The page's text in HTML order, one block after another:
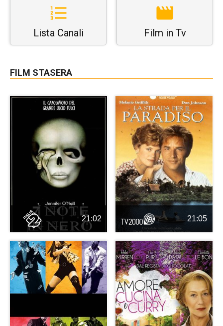
Lista Canali Film in Tv
FILM STASERA
21:02 21:05